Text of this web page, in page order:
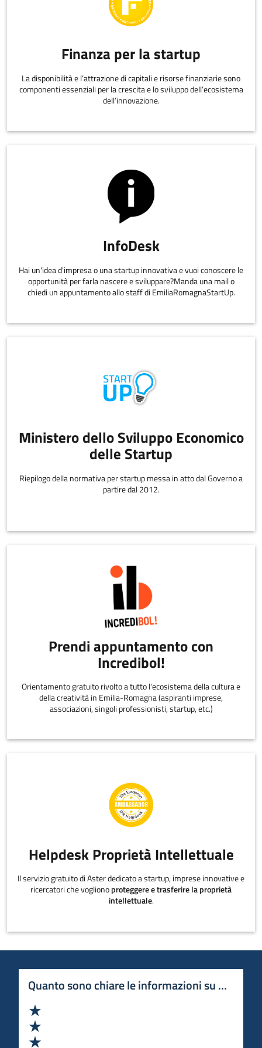
Finanza per la startup
La disponibilità e l’attrazione di capitali e risorse finanziarie sono
componenti essenziali per la crescita e lo sviluppo dell’ecosistema
dell’innovazione.
InfoDesk
Hai un'idea d'impresa o una startup innovativa e vuoi conoscere le
opportunità per farla nascere e sviluppare?Manda una mail o
chiedi un appuntamento allo staff di EmiliaRomagnaStartUp.
Ministero dello Sviluppo Economico
delle Startup
Riepilogo della normativa per startup messa in atto dal Governo a
partire dal 2012.
Prendi appuntamento con
Incredibol!
Orientamento gratuito rivolto a tutto l'ecosistema della cultura e
della creatività in Emilia-Romagna (aspiranti imprese,
associazioni, singoli professionisti, startup, etc.)
Helpdesk Proprietà Intellettuale
Il servizio gratuito di Aster dedicato a startup, imprese innovative e
ricercatori che voglionoproteggere e trasferire la proprietà
intellettuale.
Quanto sono chiare le informazioni su questa